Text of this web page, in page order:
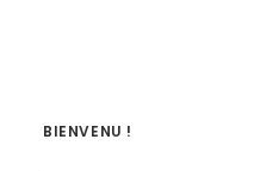
BIENVENU !